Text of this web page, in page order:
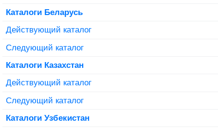
Каталоги Беларусь
Действующий каталог
Следующий каталог
Каталоги Казахстан
Действующий каталог
Следующий каталог
Каталоги Узбекистан